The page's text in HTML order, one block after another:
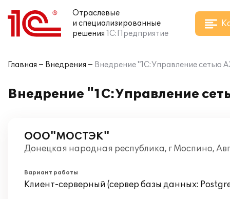
Отраслевые
и специализированные
решения 1С:Предприятие
Главная Внедрения Внедрение "1С:Управление
Внедрение "1С:Управление
ООО"МОСТЭК"
Донецкая народная республика, г Моспино,
Вариант работы
Клиент-серверный (сервер базы данных: